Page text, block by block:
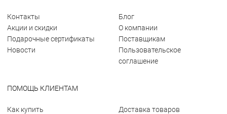
Контакты
Акции и скидки
Подарочные сертификаты
Новости
Блог
О компании
Поставщикам
Пользовательское
соглашение
ПОМОЩЬ КЛИЕНТАМ
Как купить
Доставка товаров